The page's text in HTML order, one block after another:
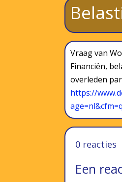
Vraag van
Financiën,
overleden
https://
0 reacties
Een